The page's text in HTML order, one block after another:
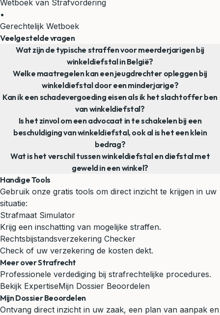
Wetboek van Strafvordering
•
Gerechtelijk Wetboek
Veelgestelde vragen
Wat zijn de typische straffen voor meerderjarigen bij
winkeldiefstal in België?
Welke maatregelen kan een jeugdrechter opleggen bij
winkeldiefstal door een minderjarige?
Kan ik een schadevergoeding eisen als ik het slachtoffer ben
van winkeldiefstal?
Is het zinvol om een advocaat in te schakelen bij een
beschuldiging van winkeldiefstal, ook al is het een klein
bedrag?
Wat is het verschil tussen winkeldiefstal en diefstal met
geweld in een winkel?
Handige Tools
Gebruik onze gratis tools om direct inzicht te krijgen in uw
situatie:
Strafmaat Simulator
Krijg een inschatting van mogelijke straffen.
Rechtsbijstandsverzekering Checker
Check of uw verzekering de kosten dekt.
Meer over Strafrecht
Professionele verdediging bij strafrechtelijke procedures.
Bekijk ExpertiseMijn Dossier Beoordelen
Mijn Dossier Beoordelen
Ontvang direct inzicht in uw zaak, een plan van aanpak en